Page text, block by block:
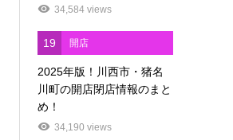
34,584 views
19 開店
2025年版！川西市・猪名
川町の開店閉店情報のまと
め！
34,190 views